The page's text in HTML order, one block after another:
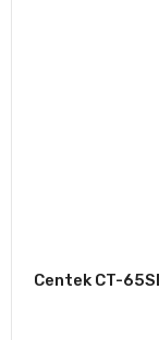
Centek CT-